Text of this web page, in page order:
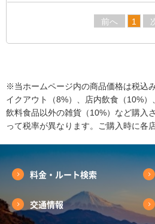
前へ 1
※当ホームページ内の商品価格は税込
イクアウト（8%）、店内飲食（10%）
飲料食品以外の雑貨（10%）など購入
って税率が異なります。ご購入時に各
料金・ルート検索
交通情報